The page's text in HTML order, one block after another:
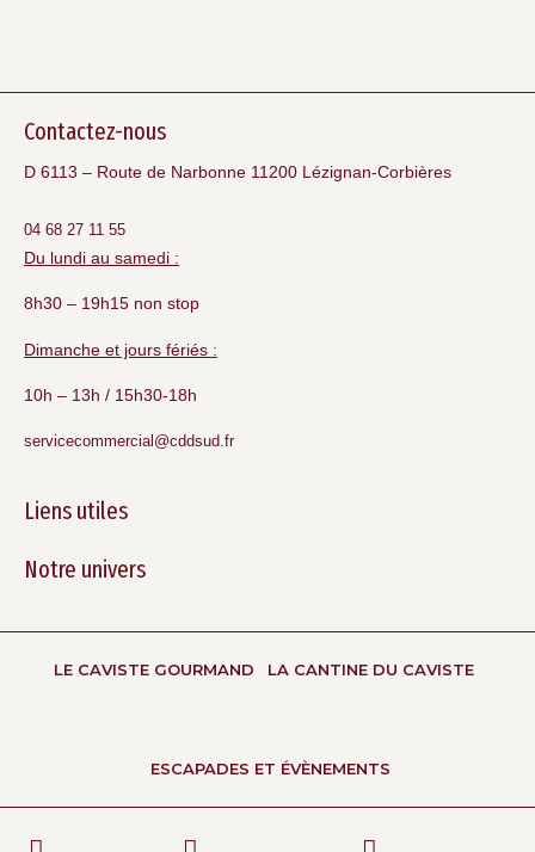
Contactez-nous
D 6113 – Route de Narbonne 11200 Lézignan-Corbières
04 68 27 11 55
Du lundi au samedi :
8h30 – 19h15 non stop
Dimanche et jours fériés :
10h – 13h / 15h30-18h
servicecommercial@cddsud.fr
Liens utiles
Notre univers
LE CAVISTE GOURMAND LA CANTINE DU CAVISTE
ESCAPADES ET ÉVÈNEMENTS